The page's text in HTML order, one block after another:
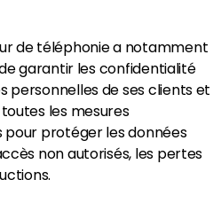
de téléphonie a notamment
garantir les confidentialité
personnelles de ses clients et
les mesures
pour protéger les données
non autorisés, les pertes